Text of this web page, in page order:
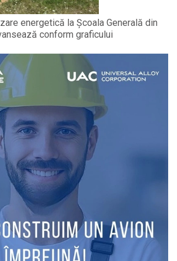
energetică la Școala Generală din
conform graficului